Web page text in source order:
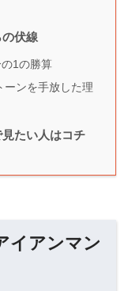
の伏線
1の勝算
ーンを手放した理
たい人はコチ
イアンマン